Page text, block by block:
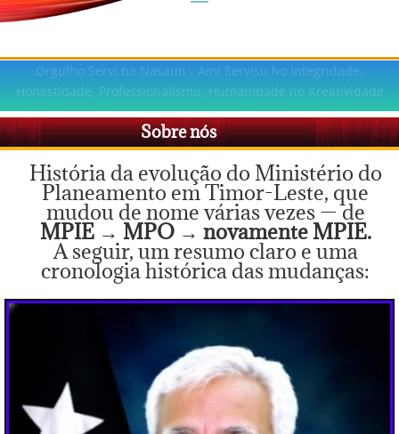
Orgulho Servi ba Nasaun - Ami Servisu ho Integridade,
Honestidade, Professionalismu, Humanidade no Kreatividade
Sobre nós
História da evolução do Ministério do
Planeamento em Timor-Leste, que
mudou de nome várias vezes — de
MPIE → MPO → novamente MPIE.
A seguir, um resumo claro e uma
cronologia histórica das mudanças: